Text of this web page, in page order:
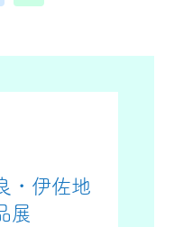
・伊佐地
展